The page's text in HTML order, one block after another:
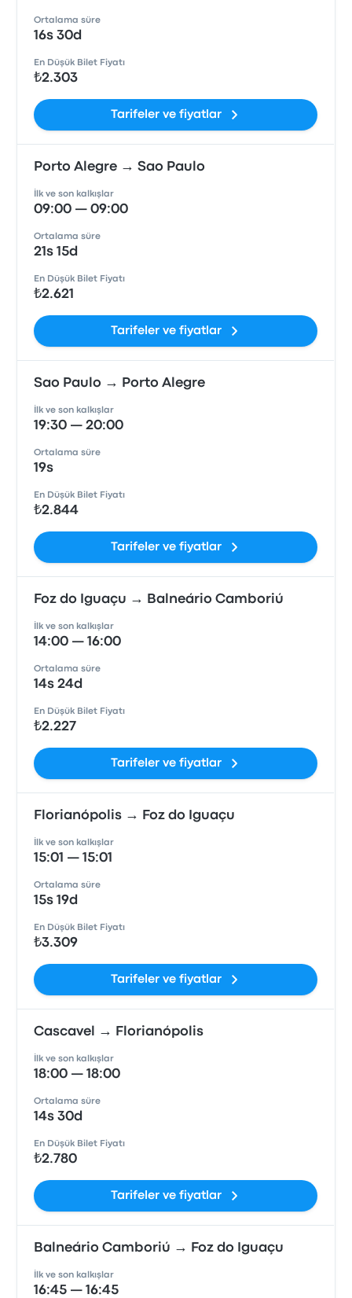
Ortalama süre
16s 30d
En Düşük Bilet Fiyatı
₺2.303
Tarifeler ve fiyatlar
Porto Alegre → Sao Paulo
İlk ve son kalkışlar
09:00 — 09:00
Ortalama süre
21s 15d
En Düşük Bilet Fiyatı
₺2.621
Tarifeler ve fiyatlar
Sao Paulo → Porto Alegre
İlk ve son kalkışlar
19:30 — 20:00
Ortalama süre
19s
En Düşük Bilet Fiyatı
₺2.844
Tarifeler ve fiyatlar
Foz do Iguaçu → Balneário Camboriú
İlk ve son kalkışlar
14:00 — 16:00
Ortalama süre
14s 24d
En Düşük Bilet Fiyatı
₺2.227
Tarifeler ve fiyatlar
Florianópolis → Foz do Iguaçu
İlk ve son kalkışlar
15:01 — 15:01
Ortalama süre
15s 19d
En Düşük Bilet Fiyatı
₺3.309
Tarifeler ve fiyatlar
Cascavel → Florianópolis
İlk ve son kalkışlar
18:00 — 18:00
Ortalama süre
14s 30d
En Düşük Bilet Fiyatı
₺2.780
Tarifeler ve fiyatlar
Balneário Camboriú → Foz do Iguaçu
İlk ve son kalkışlar
16:45 — 16:45